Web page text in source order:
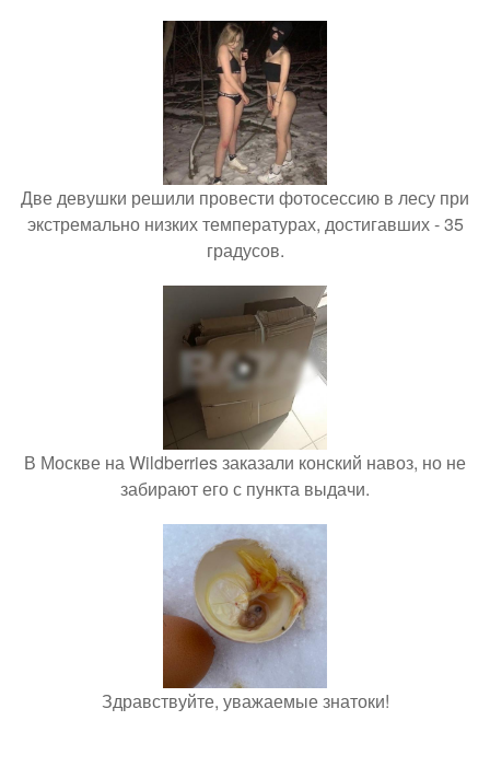
Две девушки решили провести фотосессию в лесу при
экстремально низких температурах, достигавших - 35
градусов.
В Москве на Wildberries заказали конский навоз, но не
забирают его с пункта выдачи.
Здравствуйте, уважаемые знатоки!